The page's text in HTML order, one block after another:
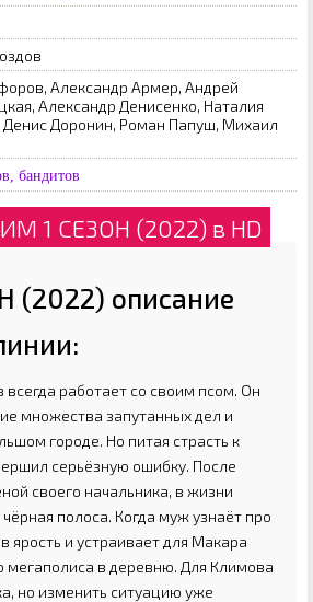
Александр Армер, Андрей
Александр Денисенко, Наталия
Денис Доронин, Роман Папуш, Михаил
бандитов
1 СЕЗОН (2022) в HD
(2022) описание
работает со своим псом. Он
множества запутанных дел и
городе. Но питая страсть к
серьёзную ошибку. После
своего начальника, в жизни
полоса. Когда муж узнаёт про
ярость и устраивает для Макара
мегаполиса в деревню. Для Климова
но изменить ситуацию уже